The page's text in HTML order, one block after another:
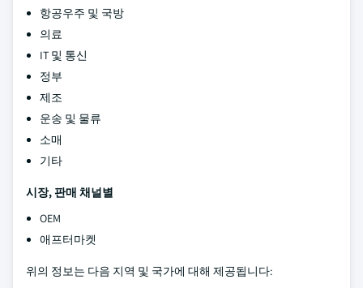
항공우주 및 국방
의료
IT 및 통신
정부
제조
운송 및 물류
소매
기타
시장, 판매 채널별
OEM
애프터마켓
위의 정보는 다음 지역 및 국가에 대해 제공됩니다: